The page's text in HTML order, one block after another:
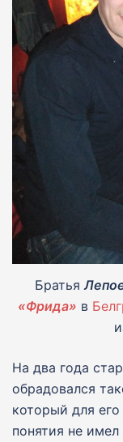
Братья
«Фрида» в
На два года
обрадовался
который для
понятия не имел